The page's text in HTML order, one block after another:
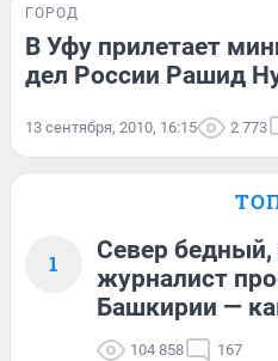
ГОРОД
В Уфу прилетает
дел России Рашид
13 сентября, 2010, 16:15 2 773
1
Север
журналист
Башкирии —
104 858 167